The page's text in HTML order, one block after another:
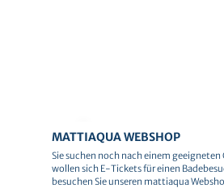
© mattiaqua
MATTIAQUA WEBSHOP
Sie suchen noch nach einem geeigneten
wollen sich E-Tickets für einen
besuchen Sie unseren mattiaqua